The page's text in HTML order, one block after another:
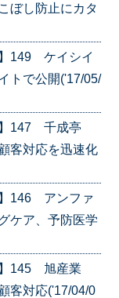
ぼし防止にカタ
】149 ケイシイ
トで公開('17/05/
】147 千成亭
客対応を迅速化
】146 アンファ
ケア、予防医学
】145 旭産業
客対応('17/04/0